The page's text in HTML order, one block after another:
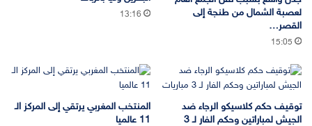
لعصبة الشمال من طنجة إلى
القصر…
15:05
13:16
توقيف حكم كلاسيكو الرجاء ضد
الجيش لمباراتين وحكم الفار لـ 3
المنتخب المغربي يرتقي إلى المركز الـ
11 عالميا